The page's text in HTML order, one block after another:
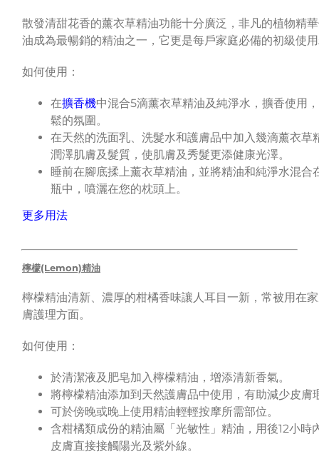
散發清甜花香的薰衣草精油功能十分廣泛，非凡的植物精
油成為最暢銷的精油之一，它更是每戶家庭必備的初級使
如何使用：
在擴香機中混合5滴薰衣草精油及純淨水，擴香使用
鬆的氛圍。
在天然的洗面乳、洗髮水和護膚品中加入幾滴薰衣草
潤澤肌膚及髮質，使肌膚及秀髮更添健康光澤。
睡前在腳底揉上薰衣草精油，並將精油和純淨水混合
瓶中，噴灑在您的枕頭上。
更多用法
檸檬(Lemon)精油
檸檬精油清新、濃厚的柑橘香味讓人耳目一新，常被用在
膚護理方面。
如何使用：
於清潔液及肥皂加入檸檬精油，增添清新香氣。
將檸檬精油添加到天然護膚品中使用，有助減少皮膚
可於傍晚或晚上使用精油輕輕按摩所需部位。
含柑橘類成份的精油屬「光敏性」精油，用後12小時
皮膚直接接觸陽光及紫外線。